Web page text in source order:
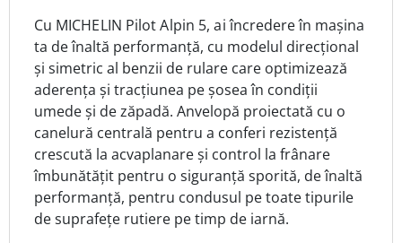
Cu MICHELIN Pilot Alpin 5, ai încredere în mașina
ta de înaltă performanță, cu modelul direcțional
și simetric al benzii de rulare care optimizează
aderența și tracțiunea pe șosea în condiții
umede și de zăpadă. Anvelopă proiectată cu o
canelură centrală pentru a conferi rezistență
crescută la acvaplanare și control la frânare
îmbunătățit pentru o siguranță sporită, de înaltă
performanță, pentru condusul pe toate tipurile
de suprafețe rutiere pe timp de iarnă.